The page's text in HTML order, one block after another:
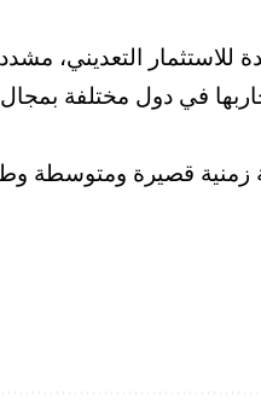
التعديني،
في دول مختلفة
زمنية قصيرة ومتوسطة